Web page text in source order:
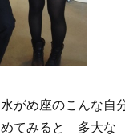
め座のこんな自
めてみると 多大な